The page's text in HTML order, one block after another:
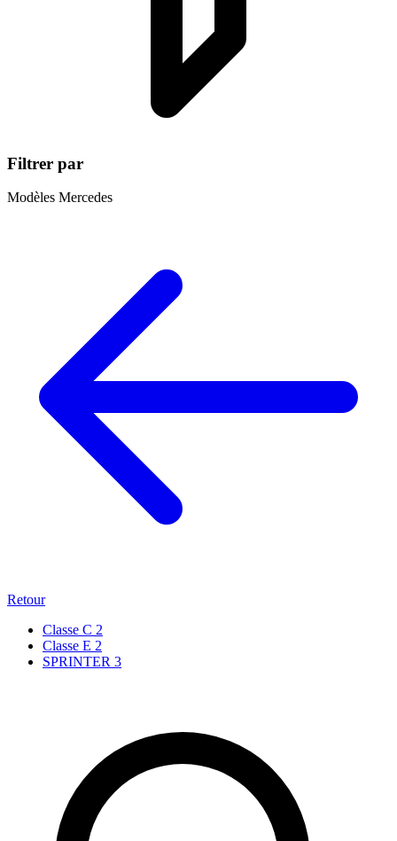
Filtrer par
Modèles Mercedes
Retour
Classe C 2
Classe E 2
SPRINTER 3